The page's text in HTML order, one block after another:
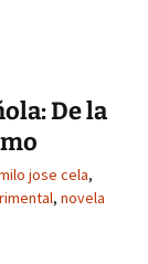
De la
jose cela,
, novela